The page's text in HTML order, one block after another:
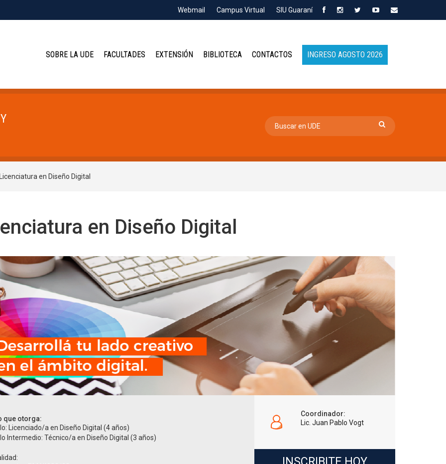
Webmail Campus Virtual SIU Guaraní
SOBRE LA UDE FACULTADES EXTENSIÓN BIBLIOTECA CONTACTOS INGRESO AGOSTO 2026
Licenciatura en Diseño Digital
en Diseño Digital
que otorga:
Licenciado/a en Diseño Digital (4 años)
Intermedio: Técnico/a en Diseño Digital (3 años)
Coordinador:
Lic. Juan Pablo Vogt